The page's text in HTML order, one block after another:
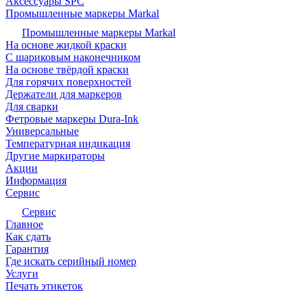
Промышленные маркеры Markal
Промышленные маркеры Markal
На основе жидкой краски
С шариковым наконечником
На основе твёрдой краски
Для горячих поверхностей
Держатели для маркеров
Для сварки
Фетровые маркеры Dura-Ink
Универсальные
Температурная индикация
Другие маркираторы
Акции
Информация
Сервис
Сервис
Главное
Как сдать
Гарантия
Где искать серийный номер
Услуги
Печать этикеток